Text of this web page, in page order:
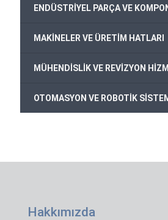
ENDÜSTRİYEL PARÇA VE
MAKİNELER VE ÜRETİM HATLARI
MÜHENDİSLİK VE REVİZYON
OTOMASYON VE ROBOTİK
Hakkımızda